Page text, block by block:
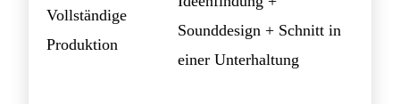
Vollständige
Produktion
Sounddesign + Schnitt in
einer Unterhaltung